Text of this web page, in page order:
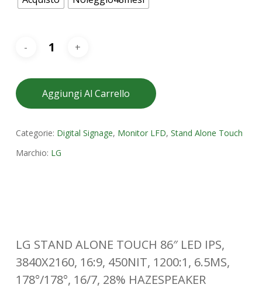
Aggiungi Al Carrello
Categorie: Digital Signage, Monitor LFD, Stand Alone Touch
Marchio: LG
LG STAND ALONE TOUCH 86″ LED IPS,
3840X2160, 16:9, 450NIT, 1200:1, 6.5MS,
178°/178°, 16/7, 28% HAZESPEAKER